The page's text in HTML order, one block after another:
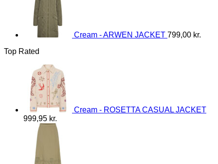
Cream - ARWEN JACKET 799,00 kr.
Top Rated
Cream - ROSETTA CASUAL JACKET
999,95 kr.